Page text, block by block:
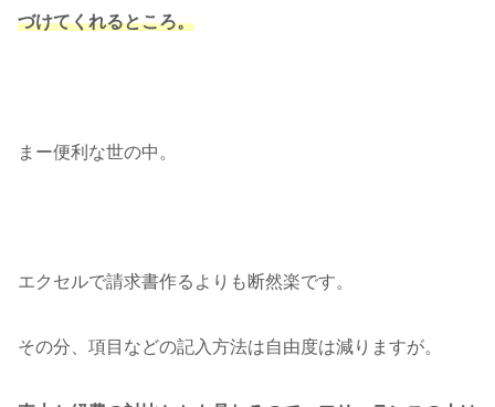
づけてくれるところ。
まー便利な世の中。
エクセルで請求書作るよりも断然楽です。
その分、項目などの記入方法は自由度は減りますが。